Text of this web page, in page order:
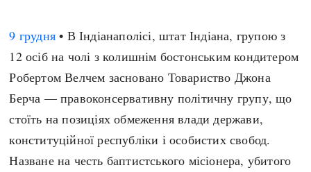
9 грудня • В Індіанаполісі, штат Індіана, групою з
12 осіб на чолі з колишнім бостонським кондитером
Робертом Велчем засновано Товариство Джона
Берча — правоконсервативну політичну групу, що
стоїть на позиціях обмеження влади держави,
конституційної республіки і особистих свобод.
Назване на честь баптистського місіонера, убитого